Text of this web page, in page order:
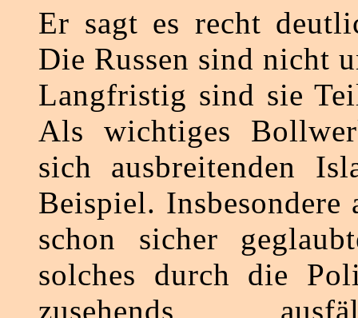
Er sagt es recht
Die Russen sind nicht
Langfristig sind sie
Als wichtiges
sich ausbreitenden
Beispiel.
schon sicher
solches durch die
zusehends